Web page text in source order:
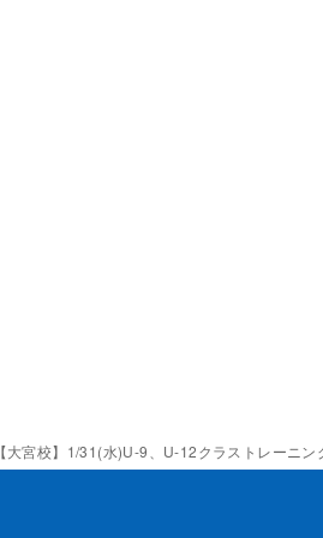
【大宮校】1/31(水)U-9、U-12クラストレーニン